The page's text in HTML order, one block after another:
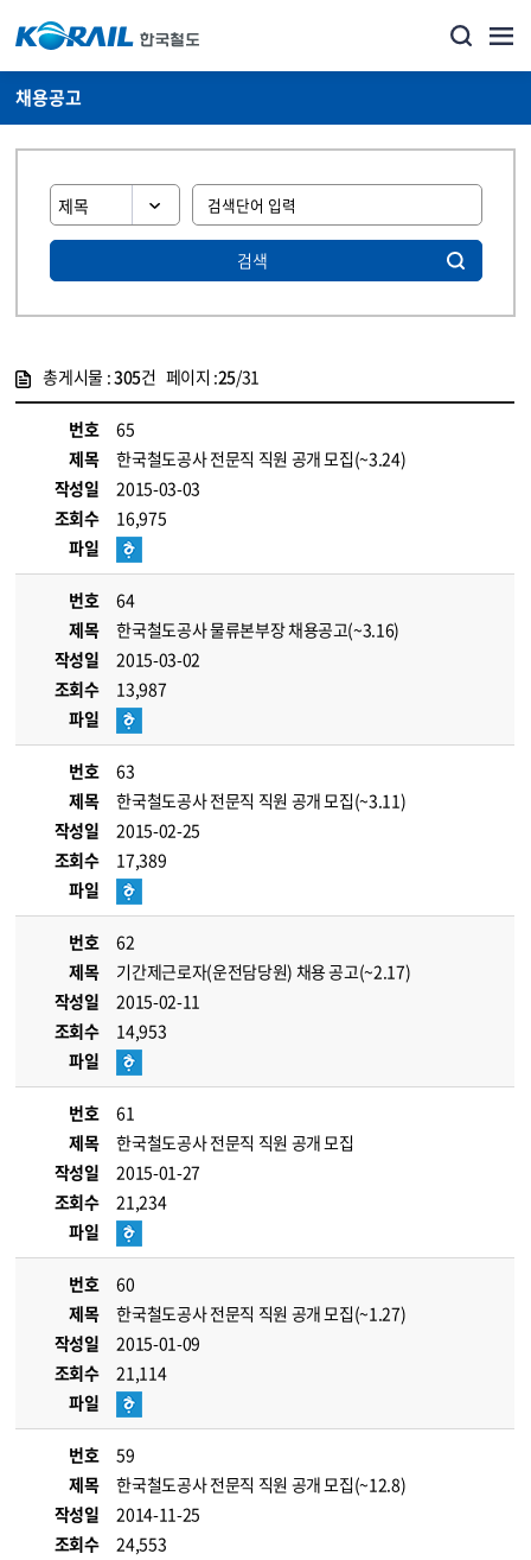
채용공고
검색
총게시물 :305건 페이지 :25/31
번호
65
제목
한국철도공사 전문직 직원 공개 모집(~3.24)
작성일
2015-03-03
조회수
16,975
파일
번호
64
제목
한국철도공사 물류본부장 채용공고(~3.16)
작성일
2015-03-02
조회수
13,987
파일
번호
63
제목
한국철도공사 전문직 직원 공개 모집(~3.11)
작성일
2015-02-25
조회수
17,389
파일
번호
62
제목
기간제근로자(운전담당원) 채용 공고(~2.17)
작성일
2015-02-11
조회수
14,953
파일
번호
61
제목
한국철도공사 전문직 직원 공개 모집
작성일
2015-01-27
조회수
21,234
파일
번호
60
제목
한국철도공사 전문직 직원 공개 모집(~1.27)
작성일
2015-01-09
조회수
21,114
파일
번호
59
제목
한국철도공사 전문직 직원 공개 모집(~12.8)
작성일
2014-11-25
조회수
24,553